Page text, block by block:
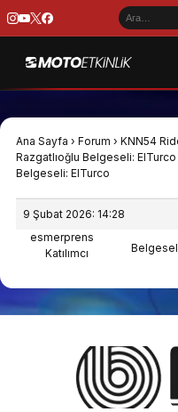
Ana Sayfa › Forum › KNN54
Razgatlıoğlu Belgeseli: ElTurco
Belgeseli: ElTurco
9 Şubat 2026: 14:28
esmerprens
Katılımcı